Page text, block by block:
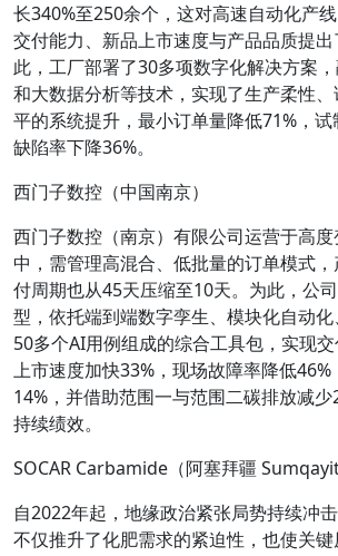
长340%至250余个，这对高速自动化产
交付能力、新品上市速度与产品品质提
此，工厂部署了30多项数字化解决方案
和大数据分析等技术，实现了生产柔性
平的系统提升，最小订单量降低71%，试
缺陷率下降36%。
西门子数控（中国南京）
西门子数控（南京）有限公司运营于高
中，需管理高混合、低批量的订单模式
付周期也从45天压缩至10天。为此，公
型，依托端到端数字孪生、模块化自动
50多个AI用例组成的综合工具包，实现交
上市速度加快33%，现场故障率降低
14%，并借助范围一与范围二碳排放减
持续绩效。
SOCAR Carbamide（阿塞拜疆 Sumqayit
自2022年起，地缘政治紧张局势持续冲
不仅推升了化肥需求的紧迫性，也使关